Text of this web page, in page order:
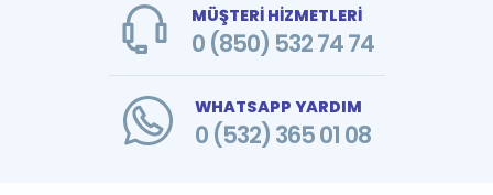
MÜŞTERİ HİZMETLERİ
0 (850) 532 74 74
WHATSAPP YARDIM
0 (532) 365 01 08